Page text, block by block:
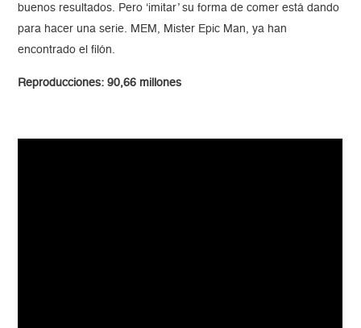
buenos resultados. Pero ‘imitar’ su forma de comer está dando
para hacer una serie. MEM, Mister Epic Man, ya han
encontrado el filón.
Reproducciones: 90,66 millones